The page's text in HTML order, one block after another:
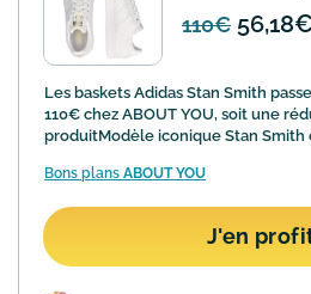
110€ 56,18€
Les baskets Adidas Stan Smith
110€ chez ABOUT YOU, soit une
produitModèle iconique Stan Smith
Bons plans ABOUT YOU
J'en